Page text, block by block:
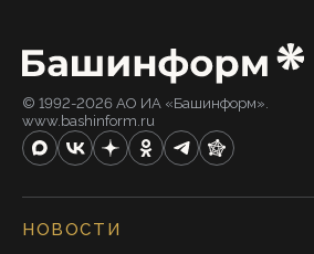
© 1992-2026 АО ИА «Башинформ».
www.bashinform.ru
НОВОСТИ